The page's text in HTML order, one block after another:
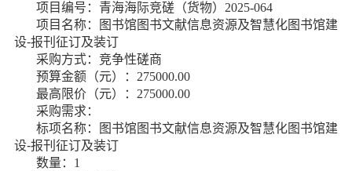
项目编号： 青海海际竞磋（货物） 2025-064
项目名称：
图书馆图书文献信息资源及智慧化图书馆建
设-报刊征订及装订
采购方式：竞争性磋商
预算金额（元）： 275000.00
最高限价（元）： 275000.00
采购需求 ：
标项名称：
图书馆图书文献信息资源及智慧化图书馆建
设-报刊征订及装订
数量： 1